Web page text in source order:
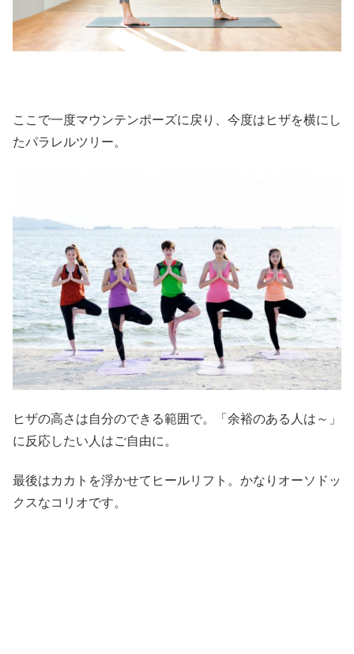
ここで一度マウンテンポーズに戻り、今度はヒザを横にし
たパラレルツリー。
ヒザの高さは自分のできる範囲で。「余裕のある人は～」
に反応したい人はご自由に。
最後はカカトを浮かせてヒールリフト。かなりオーソドッ
クスなコリオです。